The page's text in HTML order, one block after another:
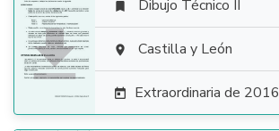

 Dibujo Técnico II
 Castilla y León
 Extraordinaria de 2016